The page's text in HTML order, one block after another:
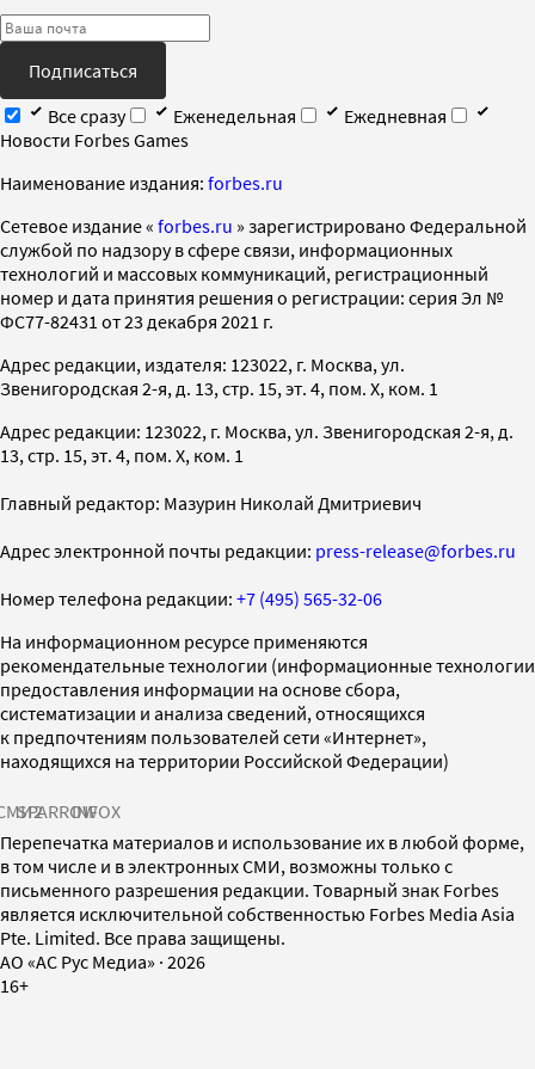
Подписаться
Все сразу
Еженедельная
Ежедневная
Новости Forbes Games
Наименование издания: forbes.ru
Cетевое издание « forbes.ru » зарегистрировано Федеральной
службой по надзору в сфере связи, информационных
технологий и массовых коммуникаций, регистрационный
номер и дата принятия решения о регистрации: серия Эл №
ФС77-82431 от 23 декабря 2021 г.
Адрес редакции, издателя: 123022, г. Москва, ул.
Звенигородская 2-я, д. 13, стр. 15, эт. 4, пом. X, ком. 1
Адрес редакции: 123022, г. Москва, ул. Звенигородская 2-я, д.
13, стр. 15, эт. 4, пом. X, ком. 1
Главный редактор: Мазурин Николай Дмитриевич
Адрес электронной почты редакции: press-release@forbes.ru
Номер телефона редакции: +7 (495) 565-32-06
На информационном ресурсе применяются
рекомендательные технологии (информационные технологии
предоставления информации на основе сбора,
систематизации и анализа сведений, относящихся
к предпочтениям пользователей сети «Интернет»,
находящихся на территории Российской Федерации)
SPARROWINFOX
Перепечатка материалов и использование их в любой форме,
в том числе и в электронных СМИ, возможны только с
письменного разрешения редакции. Товарный знак Forbes
является исключительной собственностью Forbes Media Asia
Pte. Limited. Все права защищены.
AO «АС Рус Медиа» · 2026
16+